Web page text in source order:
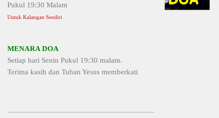
Pukul 19:30 Malam
Untuk Kalangan Sendiri
MENARA DOA
Setiap hari Senin Pukul 19:30 malam.
Terima kasih dan Tuhan Yesus memberkati